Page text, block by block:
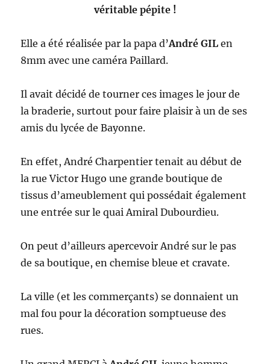
véritable pépite !
Elle a été réalisée par la papa d’André GIL en
8mm avec une caméra Paillard.
Il avait décidé de tourner ces images le jour de
la braderie, surtout pour faire plaisir à un de ses
amis du lycée de Bayonne.
En effet, André Charpentier tenait au début de
la rue Victor Hugo une grande boutique de
tissus d’ameublement qui possédait également
une entrée sur le quai Amiral Dubourdieu.
On peut d’ailleurs apercevoir André sur le pas
de sa boutique, en chemise bleue et cravate.
La ville (et les commerçants) se donnaient un
mal fou pour la décoration somptueuse des
rues.